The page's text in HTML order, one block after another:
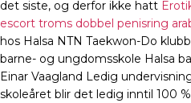
det siste, og derfor ikke hatt
escort troms dobbel penisring
hos Halsa NTN Taekwon-Do
barne- og ungdomsskole Halsa
Einar Vaagland Ledig
skoleåret blir det ledig inntil 100